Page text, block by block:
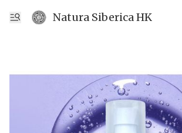
Natura Siberica HK